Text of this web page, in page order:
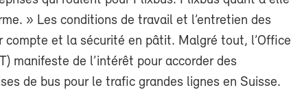
» Les conditions de travail et l’entretien des
compte et la sécurité en pâtit. Malgré tout, l’Office
manifeste de l’intérêt pour accorder des
de bus pour le trafic grandes lignes en Suisse.